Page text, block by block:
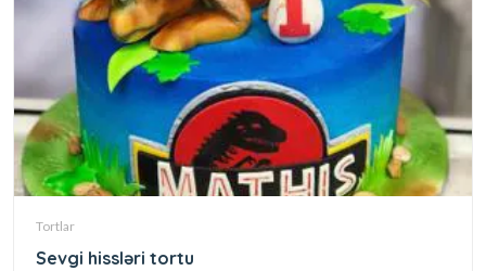
Tortlar
Sevgi hissləri tortu